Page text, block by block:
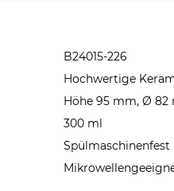
B24015-226
Hochwertige
Höhe 95 mm, Ø 82
300 ml
Spülmaschinenfest